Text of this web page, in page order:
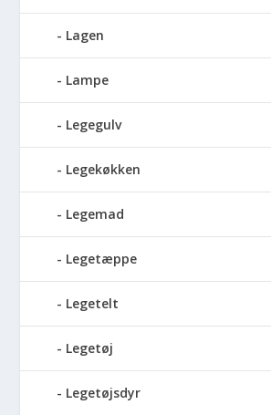
Lagen
Lampe
Legegulv
Legekøkken
Legemad
Legetæppe
Legetelt
Legetøj
Legetøjsdyr